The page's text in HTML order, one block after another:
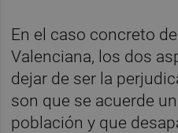
En el caso concreto
Valenciana, los dos
dejar de ser la
son que se acuerde un
población y que